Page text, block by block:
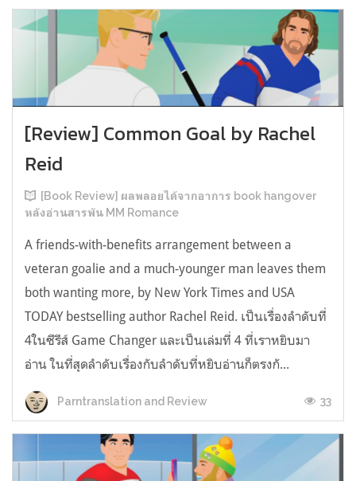
[Review] Common Goal by Rachel
Reid
[Book Review] ผลพลอยได้จากอาการ book hangover
หลังอ่านสารพัน MM Romance
A friends-with-benefits arrangement between a
veteran goalie and a much-younger man leaves them
both wanting more, by New York Times and USA
TODAY bestselling author Rachel Reid. เป็นเรื่องลำดับที่
4ในซีรีส์ Game Changer และเป็นเล่มที่ 4 ที่เราหยิบมา
อ่าน ในที่สุดลำดับเรื่องกับลำดับที่หยิบอ่านก็ตรงกั...
Parntranslation and Review 33